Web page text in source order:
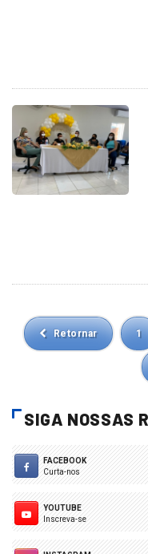
Retornar 1
SIGA NOSSAS
FACEBOOK
Curta-nos
YOUTUBE
Inscreva-se